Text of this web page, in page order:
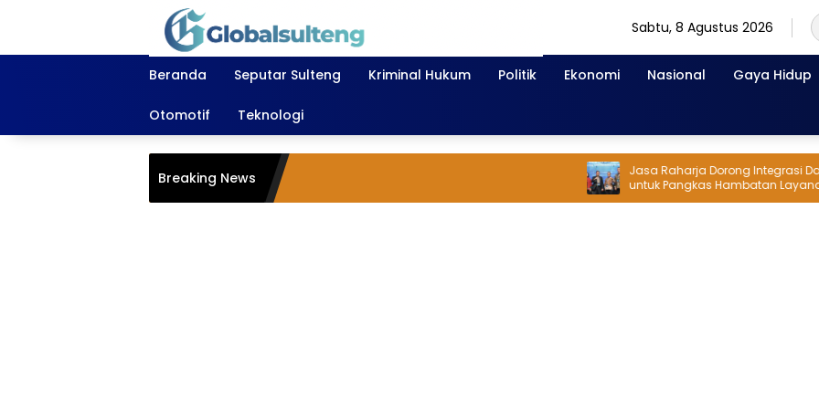
Sabtu, 8 Agustus 2026
Beranda Seputar Sulteng Kriminal Hukum Politik Ekonomi Nasional Gaya Hidup
Otomotif Teknologi
Breaking News
Jasa Raharja Dorong Integrasi Data
untuk Pangkas Hambatan Layanan
Korban Kecelakaan